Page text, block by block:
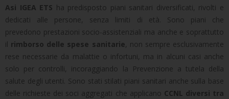
Asi IGEA ETS ha predisposto piani sanitari diversificati, rivolti e
dedicati alle persone, senza limiti di età. Sono piani che
prevedono prestazioni socio-assistenziali ma anche e soprattutto
il rimborso delle spese sanitarie , non sempre esclusivamente
rese necessarie da malattie o infortuni, ma in alcuni casi anche
solo per controlli, incoraggiando la Prevenzione a tutela della
salute degli utenti. Sono stati stilati piani sanitari anche sulla base
delle richieste dei soci aggregati che applicano CCNL diversi tra